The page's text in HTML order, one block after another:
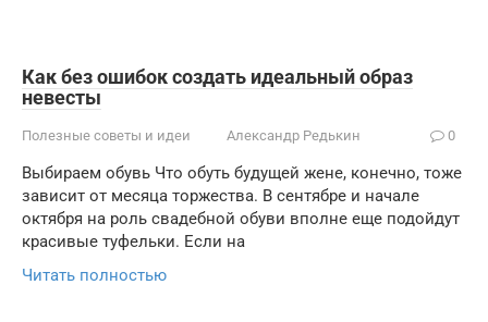
Как без ошибок создать идеальный образ
невесты
Полезные советы и идеи Александр Редькин 0
Выбираем обувь Что обуть будущей жене, конечно, тоже
зависит от месяца торжества. В сентябре и начале
октября на роль свадебной обуви вполне еще подойдут
красивые туфельки. Если на
Читать полностью